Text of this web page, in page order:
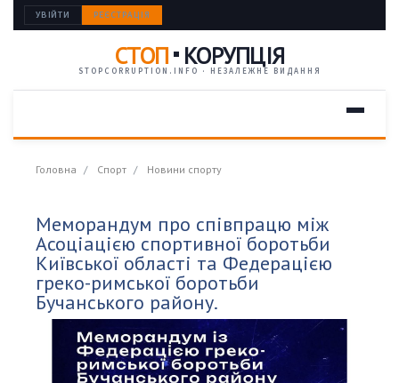
УВІЙТИ РЕЄСТРАЦІЯ
СТОП КОРУПЦІЯ
STOPCORRUPTION.INFO · НЕЗАЛЕЖНЕ ВИДАННЯ
Головна Спорт Новини спорту
Меморандум про співпрацю між
Асоціацією спортивної боротьби
Київської області та Федерацією
греко-римської боротьби
Бучанського району.